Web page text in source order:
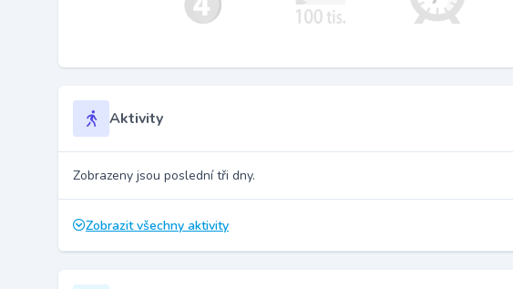
Aktivity
Zobrazeny jsou poslední tři dny.
Zobrazit všechny aktivity